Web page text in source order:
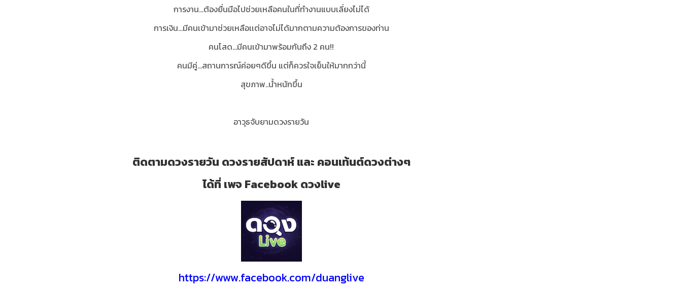
การงาน...ต้องยื่นมือไปช่วยเหลือคนในที่ทำงานแบบเลี่ยงไม่ได้
การเงิน...มีคนเข้ามาช่วยเหลือเเต่อาจไม่ได้มากตามความต้องการของท่าน
คนโสด...มีคนเข้ามาพร้อมกันถึง 2 คน!!
คนมีคู่...สถานการณ์ค่อยๆดีขึ้น แต่ก็ควรใจเย็นให้มากกว่านี้
สุขภาพ..น้ำหนักขึ้น
อาวุธจับยามดวงรายวัน
ติดตามดวงรายวัน ดวงรายสัปดาห์ และ คอนเท้นต์ดวงต่างๆ
ได้ที่ เพจ Facebook ดวงlive
https://www.facebook.com/duanglive